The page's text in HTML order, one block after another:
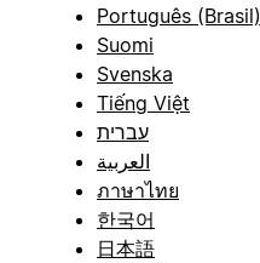
Português (Brasil)
Suomi
Svenska
Tiếng Việt
עברית
العربية
ภาษาไทย
한국어
日本語